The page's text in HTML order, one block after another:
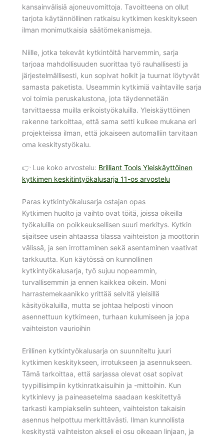
kansainvälisiä ajoneuvomittoja. Tavoitteena on ollut
tarjota käytännöllinen ratkaisu kytkimen keskitykseen
ilman monimutkaisia säätömekanismeja.
Niille, jotka tekevät kytkintöitä harvemmin, sarja
tarjoaa mahdollisuuden suorittaa työ rauhallisesti ja
järjestelmällisesti, kun sopivat holkit ja tuurnat löytyvät
samasta paketista. Useammin kytkimiä vaihtaville sarja
voi toimia peruskalustona, jota täydennetään
tarvittaessa muilla erikoistyökaluilla. Yleiskäyttöinen
rakenne tarkoittaa, että sama setti kulkee mukana eri
projekteissa ilman, että jokaiseen automalliin tarvitaan
oma keskitystyökalu.
👉 Lue koko arvostelu: Brilliant Tools Yleiskäyttöinen
kytkimen keskitintyökalusarja 11-os arvostelu
Paras kytkintyökalusarja ostajan opas
Kytkimen huolto ja vaihto ovat töitä, joissa oikeilla
työkaluilla on poikkeuksellisen suuri merkitys. Kytkin
sijaitsee usein ahtaassa tilassa vaihteiston ja moottorin
välissä, ja sen irrottaminen sekä asentaminen vaativat
tarkkuutta. Kun käytössä on kunnollinen
kytkintyökalusarja, työ sujuu nopeammin,
turvallisemmin ja ennen kaikkea oikein. Moni
harrastemekaanikko yrittää selvitä yleisillä
käsityökaluilla, mutta se johtaa helposti vinoon
asennettuun kytkimeen, turhaan kulumiseen ja jopa
vaihteiston vaurioihin
Erillinen kytkintyökalusarja on suunniteltu juuri
kytkimen keskitykseen, irrotukseen ja asennukseen.
Tämä tarkoittaa, että sarjassa olevat osat sopivat
tyypillisimpiin kytkinratkaisuihin ja -mittoihin. Kun
kytkinlevy ja paineasetelma saadaan keskitettyä
tarkasti kampiakselin suhteen, vaihteiston takaisin
asennus helpottuu merkittävästi. Ilman kunnollista
keskitystä vaihteiston akseli ei osu oikeaan linjaan, ja